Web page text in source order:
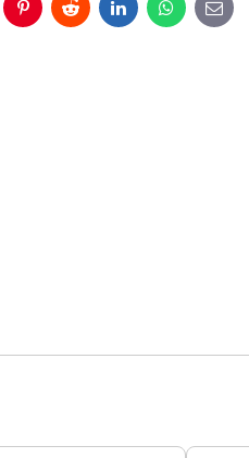
Pinterest
RedditLinkedInWhatsApp
E-
mail